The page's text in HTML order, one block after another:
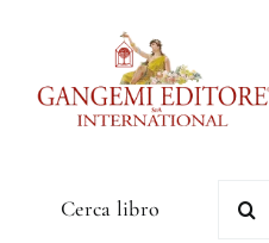
Cerca libro
per: